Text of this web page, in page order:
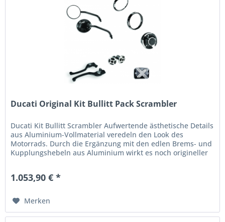
Ducati Original Kit Bullitt Pack Scrambler
Ducati Kit Bullitt Scrambler Aufwertende ästhetische Details
aus Aluminium-Vollmaterial veredeln den Look des
Motorrads. Durch die Ergänzung mit den edlen Brems- und
Kupplungshebeln aus Aluminium wirkt es noch origineller
1.053,90 € *
Merken